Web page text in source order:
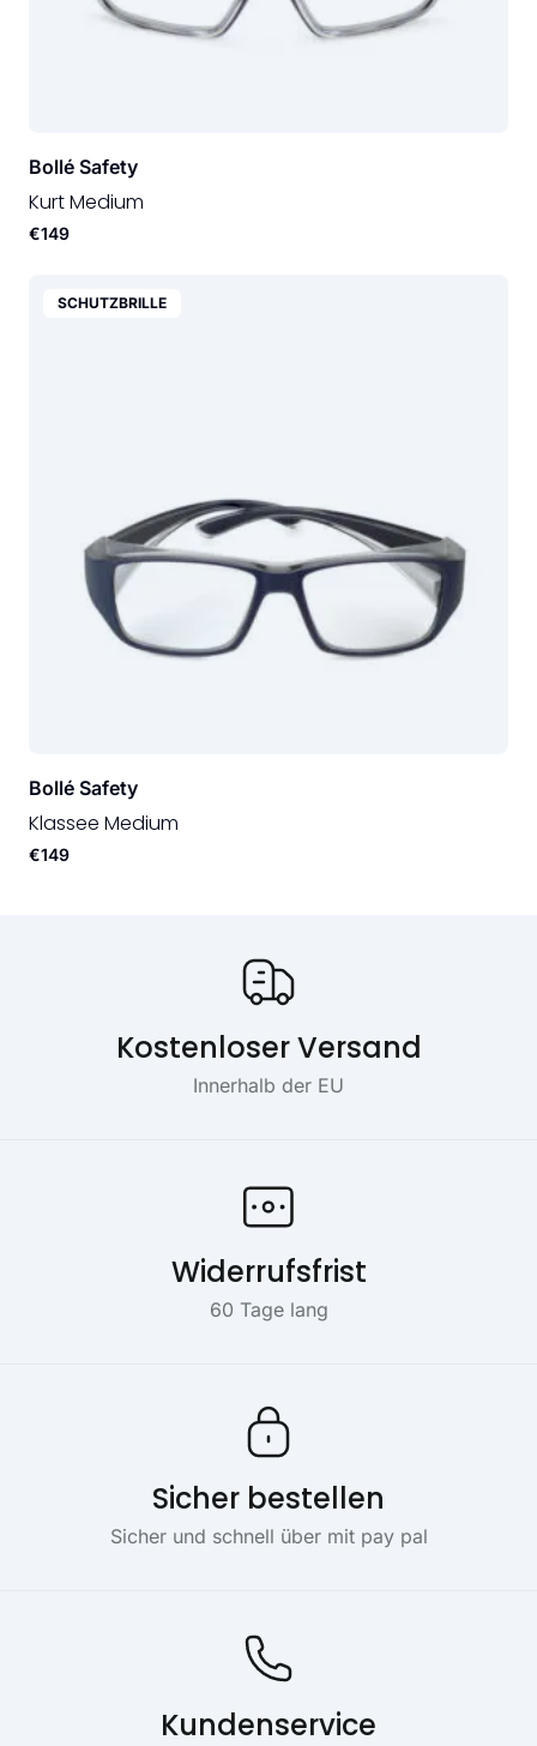
Bollé Safety
Kurt Medium
€149
SCHUTZBRILLE
Bollé Safety
Klassee Medium
€149
Kostenloser Versand
Innerhalb der EU
Widerrufsfrist
60 Tage lang
Sicher bestellen
Sicher und schnell über mit pay pal
Kundenservice